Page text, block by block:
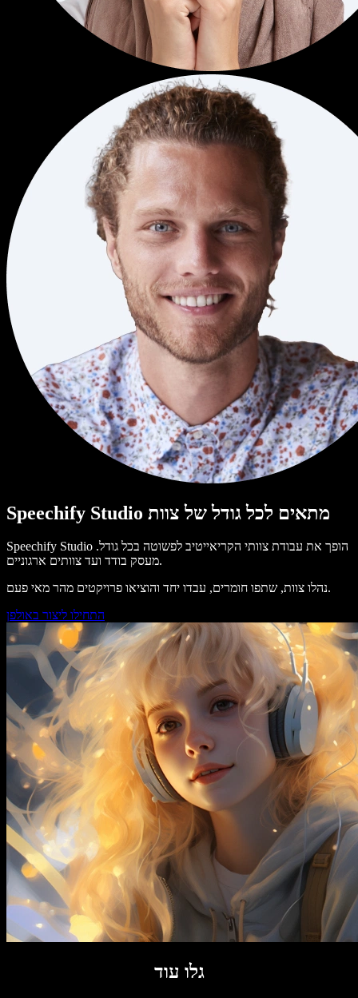
Speechify Studio מתאים לכל גודל של צוות
Speechify Studio הופך את עבודת צוותי הקריאייטיב לפשוטה בכל גודל.
מעסק בודד ועד צוותים ארגוניים.
נהלו צוות, שתפו חומרים, עבדו יחד והוציאו פרויקטים מהר מאי פעם.
התחילו ליצור באולפן
גלו עוד